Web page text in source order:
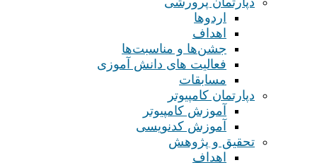
اردوها
اهداف
جشن‌ها و مناسبت‌ها
فعالیت های دانش آموزی
مسابقات
دپارتمان کامپیوتر
آموزش کامپیوتر
آموزش کدنویسی
تحقیق و پژوهش
اهداف